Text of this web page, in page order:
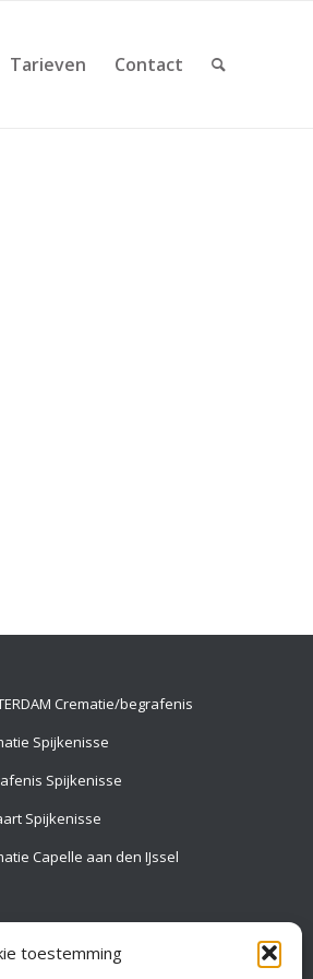
toestemming
Tarieven Contact
Crematie/begrafenis
Spijkenisse
Spijkenisse
Spijkenisse
Capelle aan den IJssel